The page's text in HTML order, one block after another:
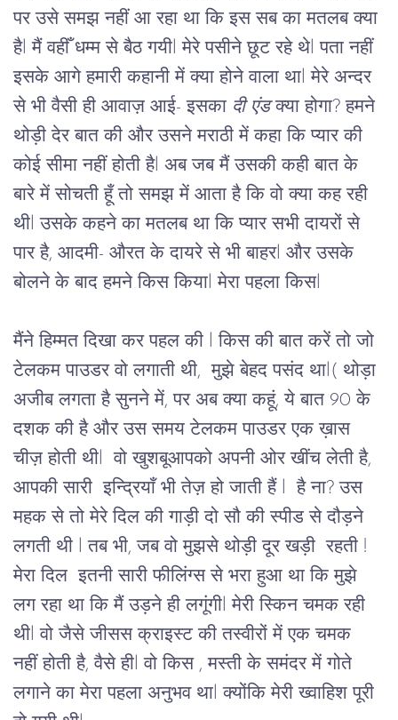
पर उसे समझ नहीं आ रहा था कि इस सब का मतलब क्या
हैl मैं वहीँ धम्म से बैठ गयी l मेरे पसीने छूट रहे थे l पता नहीं
इसके आगे हमारी कहानी में क्या होने वाला था l मेरे अन्दर
से भी वैसी ही आवाज़ आई- इसका दी एंड क्या होगा? हमने
थोड़ी देर बात की और उसने मराठी में कहा कि प्यार की
कोई सीमा नहीं होती हैl अब जब मैं उसकी कही बात के
बारे में सोचती हूँ तो समझ में आता है कि वो क्या कह रही
थी l उसके कहने का मतलब था कि प्यार सभी दायरों से
पार है, आदमी- औरत के दायरे से भी बाहरl और उसके
बोलने के बाद हमने किस किया l मेरा पहला किसl
मैंने हिम्मत दिखा कर पहल की किस की बात करें तो जो
टेलकम पाउडर वो लगाती थी, मुझे बेहद पसंद थाl ( थोड़ा
अजीब लगता है सुनने में, पर अब क्या कहूं, ये बात 90 के
दशक की है और उस समय टेलकम पाउडर एक ख़ास
चीज़ होती थी
वो खुशबूआपको अपनी ओर खींच लेती है,
आपकी सारी इन्द्रियाँ भी तेज़ हो जाती हैं है ना? उस
महक से तो मेरे दिल की गाड़ी दो सौ की स्पीड से दौड़ने
लगती थी l तब भी, जब वो मुझसे थोड़ी दूर खड़ी  रहती !
मेरा दिल इतनी सारी फीलिंग्स से भरा हुआ था कि मुझे
लग रहा था कि मैं उड़ने ही लगूंगी l मेरी स्किन चमक रही
थी l वो जैसे जीसस क्राइस्ट की तस्वीरों में एक चमक
नहीं होती है, वैसे ही l वो किस , मस्ती के समंदर में गोते
लगाने का मेरा पहला अनुभव था l क्योंकि मेरी ख्वाहिश पूरी